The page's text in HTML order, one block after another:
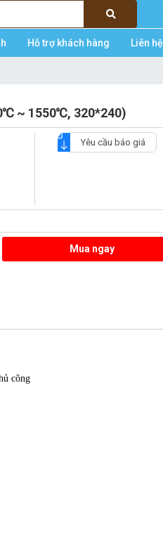
Hỗ trợ khách hàng Liên hệ
~ 1550℃, 320*240)
Yêu cầu báo giá
Mua ngay
công